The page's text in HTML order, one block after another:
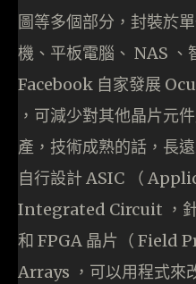
圖等多個部分，封裝於
機、平板電腦、 NAS 、
Facebook 自家發展
，可減少對其他晶片元
產，技術成熟的話，長
自行設計 ASIC （
Integrated Circuit ，針
和 FPGA 晶片（ Field
Arrays ，可以用程式來